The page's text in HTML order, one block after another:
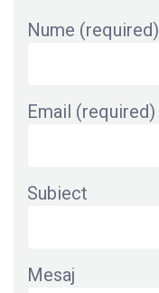
Nume (required)
Email (required)
Subiect
Mesaj